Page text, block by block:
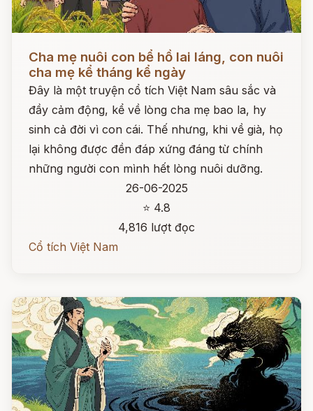
Cha mẹ nuôi con bể hồ lai láng, con nuôi
cha mẹ kể tháng kể ngày
Đây là một truyện cổ tích Việt Nam sâu sắc và
đầy cảm động, kể về lòng cha mẹ bao la, hy
sinh cả đời vì con cái. Thế nhưng, khi về già, họ
lại không được đền đáp xứng đáng từ chính
những người con mình hết lòng nuôi dưỡng.
26-06-2025
⭐ 4.8
4,816 lượt đọc
Cổ tích Việt Nam